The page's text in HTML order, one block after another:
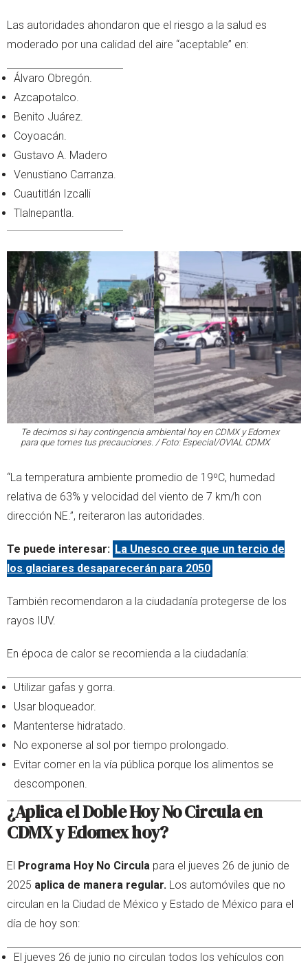
Las autoridades ahondaron que el riesgo a la salud es
moderado por una calidad del aire “aceptable” en:
Álvaro Obregón.
Azcapotalco.
Benito Juárez.
Coyoacán.
Gustavo A. Madero
Venustiano Carranza.
Cuautitlán Izcalli
Tlalnepantla.
Te decimos si hay contingencia ambiental hoy en CDMX y Edomex
para que tomes tus precauciones. / Foto: Especial/OVIAL CDMX
“La temperatura ambiente promedio de 19ºC, humedad
relativa de 63% y velocidad del viento de 7 km/h con
dirección NE.”, reiteraron las autoridades.
Te puede interesar: La Unesco cree que un tercio de
los glaciares desaparecerán para 2050
También recomendaron a la ciudadanía protegerse de los
rayos IUV.
En época de calor se recomienda a la ciudadanía:
Utilizar gafas y gorra.
Usar bloqueador.
Mantenterse hidratado.
No exponerse al sol por tiempo prolongado.
Evitar comer en la vía pública porque los alimentos se
descomponen.
¿Aplica el Doble Hoy No Circula en
CDMX y Edomex hoy?
El Programa Hoy No Circula para el jueves 26 de junio de
2025 aplica de manera regular. Los automóviles que no
circulan en la Ciudad de México y Estado de México para el
día de hoy son:
El jueves 26 de junio no circulan todos los vehículos con